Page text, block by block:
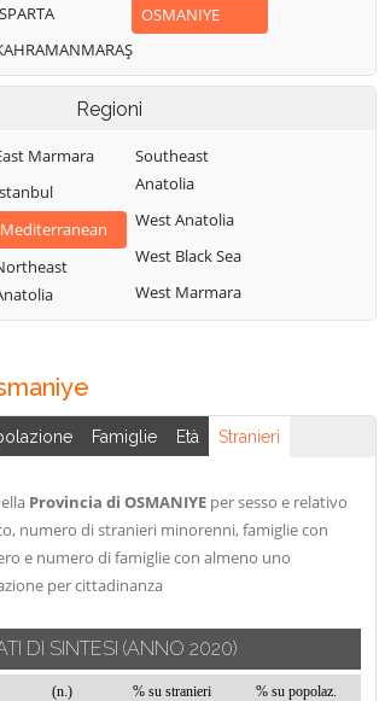
OSMANIYE
Regioni
Marmara
Mediterranean
Southeast
Anatolia
West Anatolia
West Black Sea
West Marmara
Famiglie Età Stranieri
Provincia di OSMANIYE per sesso e relativo
numero di stranieri minorenni, famiglie con
e numero di famiglie con almeno uno
per cittadinanza
DI SINTESI (ANNO 2020)
(n.) % su stranieri % su popolaz.